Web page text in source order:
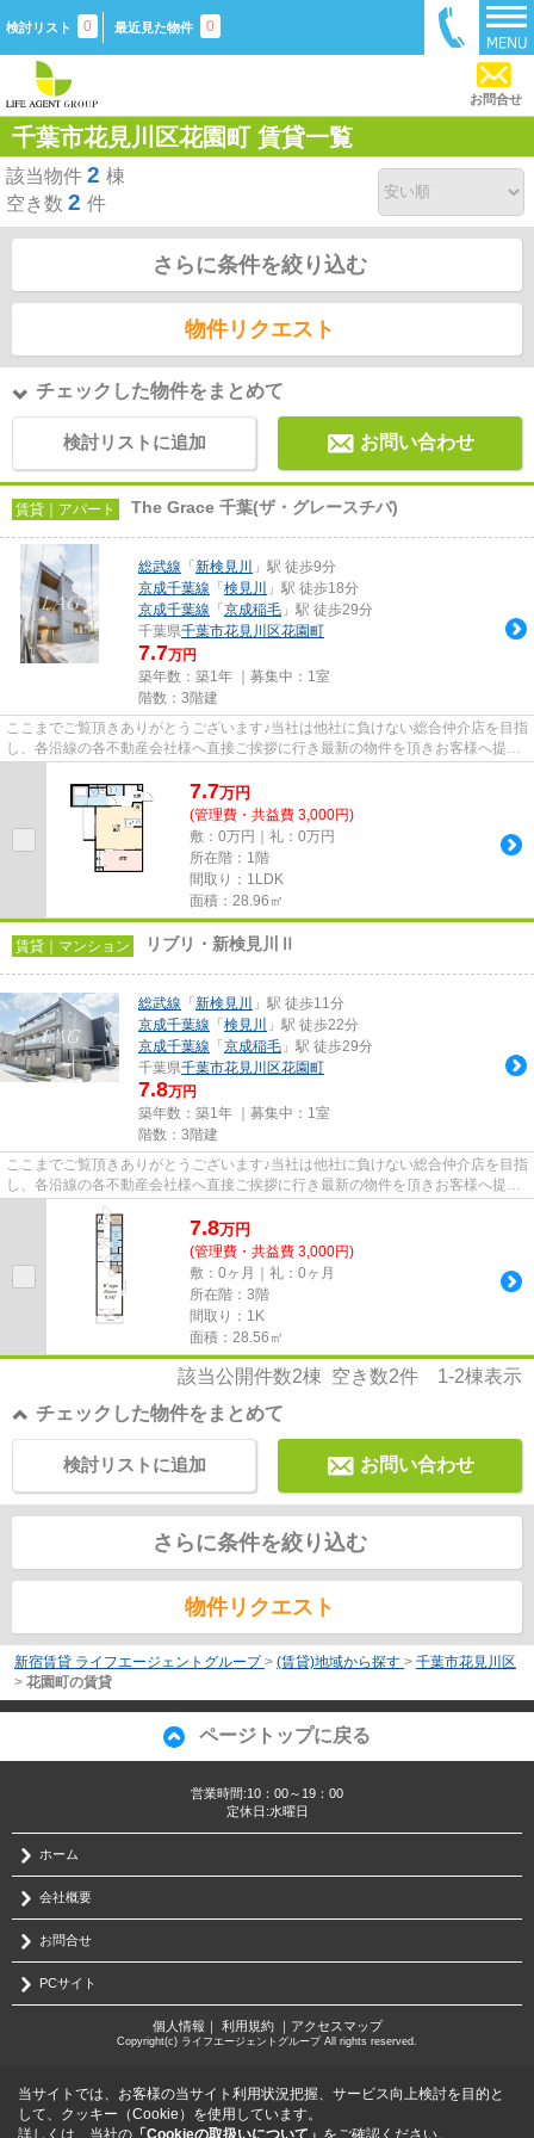
検討リスト 0 最近見た物件 0
お問合せ
千葉市花見川区花園町 賃貸一覧
該当物件 2 棟
空き数 2 件
さらに条件を絞り込む
物件リクエスト
チェックした物件をまとめて
検討リストに追加 お問い合わせ
賃貸｜アパート The Grace 千葉(ザ・グレースチバ)
総武線 「 新検見川
」駅 徒歩9分
京成千葉線 「 検見川
」駅 徒歩18分
京成千葉線 「 京成稲毛 」駅 徒歩29分
千葉県千葉市花見川区花園町
7.7万円
築年数：築1年 ｜募集中： 1室
階数：3階建
ここまでご覧頂きありがとうございます♪当社は他社に負けない総合仲介店を目指
し、各沿線の各不動産会社様へ直接ご挨拶に行き最新の物件を頂きお客様へ提供
7.7万円
(管理費・共益費 3,000円)
敷：0万円｜礼：0万円
所在階：1階
間取り：1LDK
面積：28.96㎡
賃貸｜マンション リブリ・新検見川Ⅱ
総武線 「 新検見川
」駅 徒歩11分
京成千葉線 「 検見川
」駅 徒歩22分
京成千葉線 「 京成稲毛 」駅 徒歩29分
千葉県千葉市花見川区花園町
7.8万円
築年数：築1年 ｜募集中： 1室
階数：3階建
ここまでご覧頂きありがとうございます♪当社は他社に負けない総合仲介店を目指
し、各沿線の各不動産会社様へ直接ご挨拶に行き最新の物件を頂きお客様へ提供
しております！最新の情報は...
7.8万円
(管理費・共益費 3,000円)
敷：0ヶ月｜礼：0ヶ月
所在階：3階
間取り：1K
面積：28.56㎡
該当公開件数2棟 空き数2件 1-2棟表示
チェックした物件をまとめて
お問い合わせ
検討リストに追加
さらに条件を絞り込む
物件リクエスト
新宿賃貸 ライフエージェントグループ > (賃貸)地域から探す > 千葉市花見川区
> 花園町の賃貸
ページトップに戻る
営業時間:10：00～19：00
定休日:水曜日
ホーム
会社概要
お問合せ
PCサイト
個人情報 ｜ 利用規約｜ アクセスマップ
Copyright(c) ライフエージェントグループ All rights reserved.
当サイトでは、お客様の当サイト利用状況把握、サービス向上検討を目的と
して、クッキー（Cookie）を使用しています。
詳しくは、当社の 「Cookieの取扱いについて」 をご確認ください。